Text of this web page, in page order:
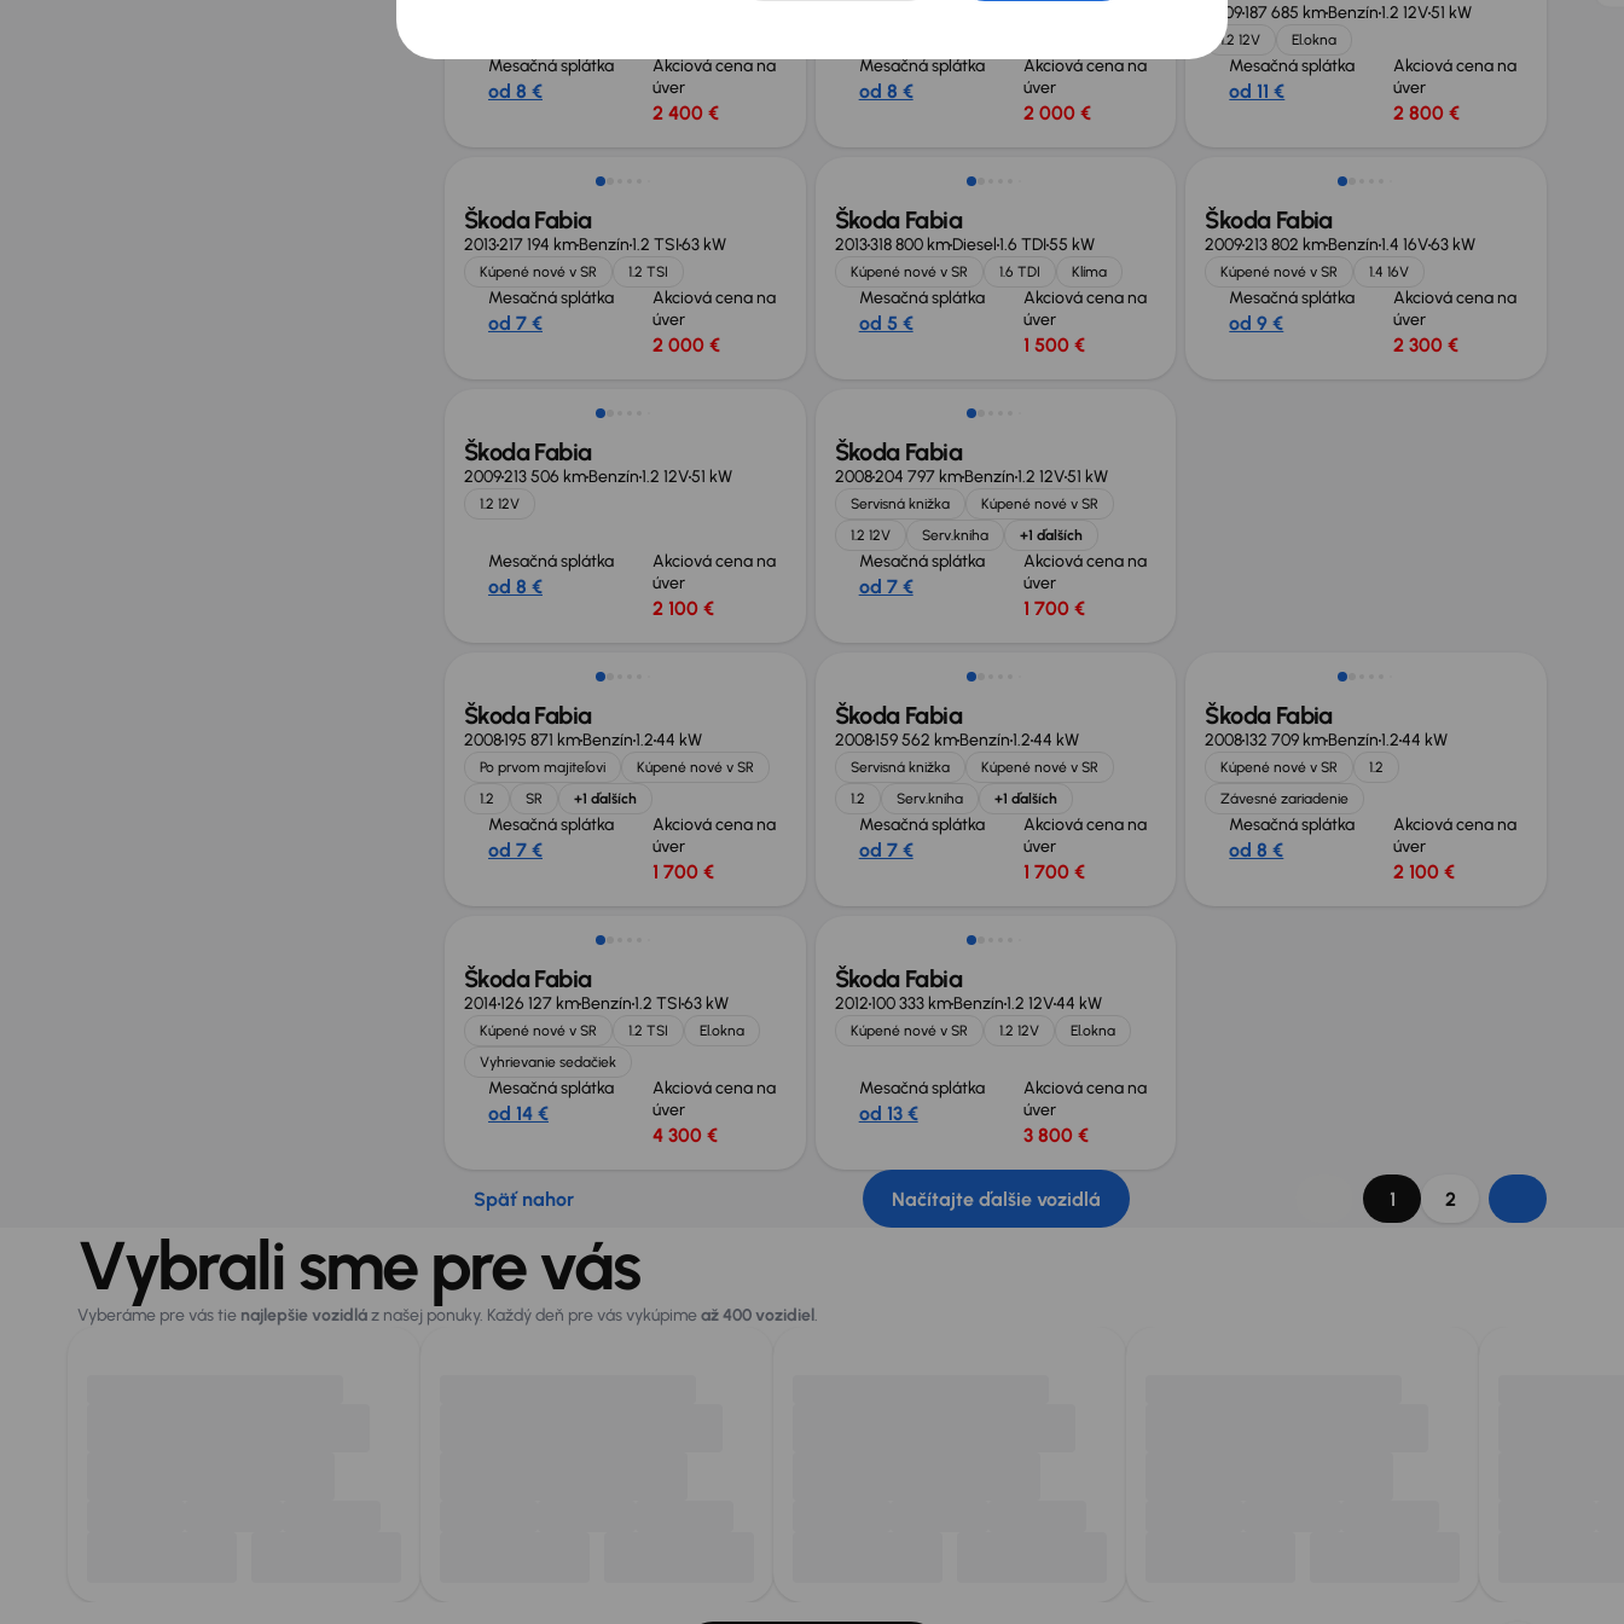
Mesačná splátka
od 8 €
Akciová cena na
úver
2 400 €
Mesačná splátka
od 8 €
Akciová cena na
úver
2 000 €
2009187 685 kmBenzín1.2 12V51 kW
1.2 12V El.okna
Mesačná splátka
od 11 €
Akciová cena na
úver
2 800 €
Škoda Fabia
2013217 194 kmBenzín1.2 TSI63 kW
Kúpené nové v SR 1.2 TSI
Mesačná splátka
od 7 €
Akciová cena na
úver
2 000 €
Škoda Fabia
2013318 800 kmDiesel1.6 TDI55 kW
Kúpené nové v SR 1.6 TDI Klíma
Mesačná splátka
od 5 €
Akciová cena na
úver
1 500 €
Škoda Fabia
2009213 802 kmBenzín1.4 16V63 kW
Kúpené nové v SR 1.4 16V
Mesačná splátka
od 9 €
Akciová cena na
úver
2 300 €
Škoda Fabia
2009213 506 kmBenzín1.2 12V51 kW
1.2 12V
Mesačná splátka
od 8 €
Akciová cena na
úver
2 100 €
Škoda Fabia
2008204 797 kmBenzín1.2 12V51 kW
Servisná knižka
Kúpené nové v SR
1.2 12V
Serv.kniha +1 ďalších
Mesačná splátka
od 7 €
Akciová cena na
úver
1 700 €
Škoda Fabia
2008195 871 kmBenzín1.244 kW
Po prvom majiteľovi
Kúpené nové v SR
1.2
SR +1 ďalších
Mesačná splátka
od 7 €
Akciová cena na
úver
1 700 €
Škoda Fabia
2008159 562 kmBenzín1.244 kW
Servisná knižka
Kúpené nové v SR
1.2
Serv.kniha +1 ďalších
Mesačná splátka
od 7 €
Akciová cena na
úver
1 700 €
Škoda Fabia
2008132 709 kmBenzín1.244 kW
Kúpené nové v SR
1.2
Závesné zariadenie
Mesačná splátka
od 8 €
Akciová cena na
úver
2 100 €
Škoda Fabia
2014126 127 kmBenzín1.2 TSI63 kW
Kúpené nové v SR 1.2 TSI
El.okna
Vyhrievanie sedačiek
Mesačná splátka
od 14 €
Akciová cena na
úver
4 300 €
Škoda Fabia
2012100 333 kmBenzín1.2 12V44 kW
Kúpené nové v SR 1.2 12V El.okna
Mesačná splátka
od 13 €
Akciová cena na
úver
3 800 €
Späť nahor Načítajte ďalšie vozidlá 1 2
Vybrali sme pre vás
Vyberáme pre vás tie najlepšie vozidláz našej ponuky. Každý deň pre vás vykúpimeaž 400 vozidiel.